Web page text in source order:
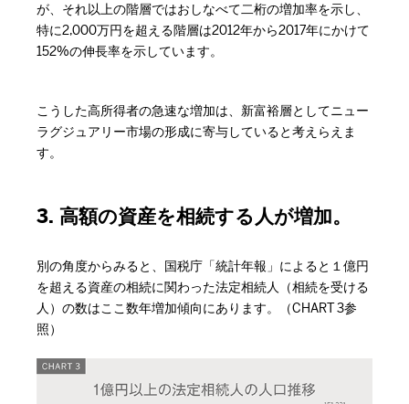
が、それ以上の階層ではおしなべて二桁の増加率を示し、
特に2,000万円を超える階層は2012年から2017年にかけて
152%の伸長率を示しています。
こうした高所得者の急速な増加は、新富裕層としてニュー
ラグジュアリー市場の形成に寄与していると考えらえま
す。
3. 高額の資産を相続する人が増加。
別の角度からみると、国税庁「統計年報」によると１億円
を超える資産の相続に関わった法定相続人（相続を受ける
人）の数はここ数年増加傾向にあります。（CHART 3参
照）